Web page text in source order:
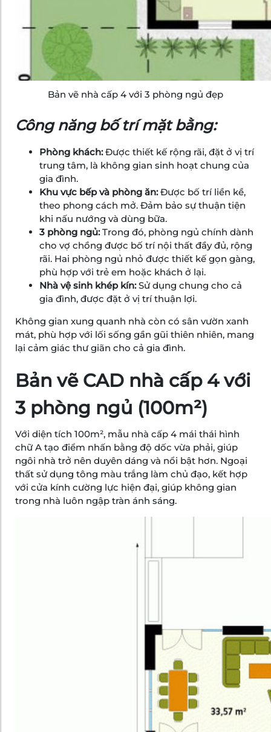
Bản vẽ nhà cấp 4 với 3 phòng ngủ đẹp
Công năng bố trí mặt bằng:
Phòng khách:Được thiết kế rộng rãi, đặt ở vị trí
trung tâm, là không gian sinh hoạt chung của
gia đình.
Khu vực bếp và phòng ăn:Được bố trí liền kề,
theo phong cách mở. Đảm bảo sự thuận tiện
khi nấu nướng và dùng bữa.
3 phòng ngủ:Trong đó, phòng ngủ chính dành
cho vợ chồng được bố trí nội thất đầy đủ, rộng
rãi. Hai phòng ngủ nhỏ được thiết kế gọn gàng,
phù hợp với trẻ em hoặc khách ở lại.
Nhà vệ sinh khép kín:Sử dụng chung cho cả
gia đình, được đặt ở vị trí thuận lợi.
Không gian xung quanh nhà còn có sân vườn xanh
mát, phù hợp với lối sống gần gũi thiên nhiên, mang
lại cảm giác thư giãn cho cả gia đình.
Bản vẽ CAD nhà cấp 4 với
3 phòng ngủ (100m²)
Với diện tích 100m², mẫu nhà cấp 4 mái thái hình
chữ A tạo điểm nhấn bằng độ dốc vừa phải, giúp
ngôi nhà trở nên duyên dáng và nổi bật hơn. Ngoại
thất sử dụng tông màu trắng làm chủ đạo, kết hợp
với cửa kính cường lực hiện đại, giúp không gian
trong nhà luôn ngập tràn ánh sáng.